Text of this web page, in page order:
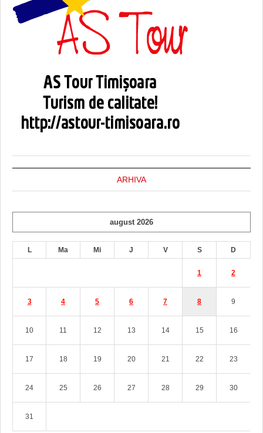
ARHIVA
august 2026
L Ma Mi J V S D
1 2
3 4 5 6 7 8 9
10 11 12 13 14 15 16
17 18 19 20 21 22 23
24 25 26 27 28 29 30
31